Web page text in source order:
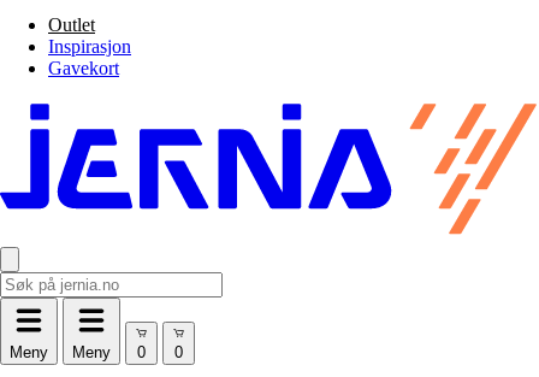
Outlet
Inspirasjon
Gavekort
Meny Meny